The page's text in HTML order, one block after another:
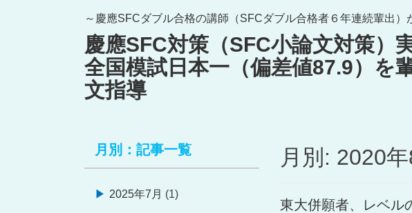
～慶應SFCダブル合格の講師（SFCダブル合格者６年連続輩出）
慶應SFC対策（SFC小論文対策）
全国模試日本一（偏差値87.9）を
文指導
月別: 2020年
東大併願者、レベル
月別：記事一覧
2025年7月 (1)